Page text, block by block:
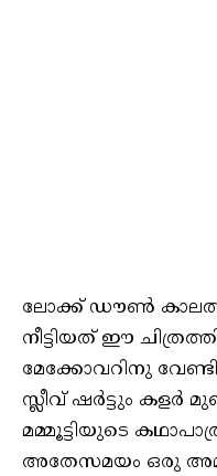
ലോക്ക് ഡൗണ്‍ കാലത്ത്
നീട്ടിയത് ഈ
മേക്കോവറിനു
സ്ലീവ് ഷര്‍ട്ടും കളര്‍
മമ്മൂട്ടിയുടെ
അതേസമയം ഒരു